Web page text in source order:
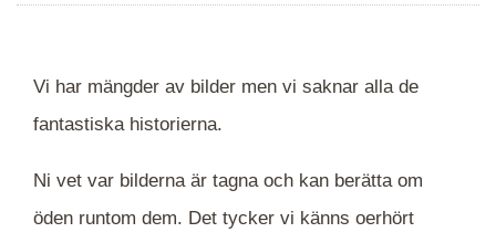
Vi har mängder av bilder men vi saknar alla de
fantastiska historierna.
Ni vet var bilderna är tagna och kan berätta om
öden runtom dem. Det tycker vi känns oerhört